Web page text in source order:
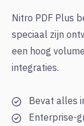
Nitro PDF Plus
speciaal zijn
een hoog
integraties.
Bevat alles
Enterprise-